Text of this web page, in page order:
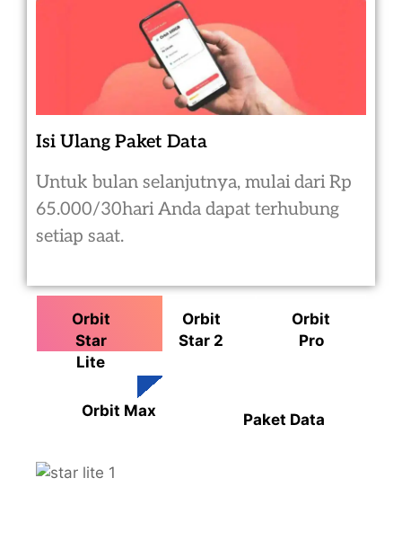
Isi Ulang Paket Data
Untuk bulan selanjutnya, mulai dari Rp
65.000/30hari Anda dapat terhubung
setiap saat.
Orbit
Star
Lite
Orbit
Star 2
Orbit
Pro
Orbit Max Paket Data